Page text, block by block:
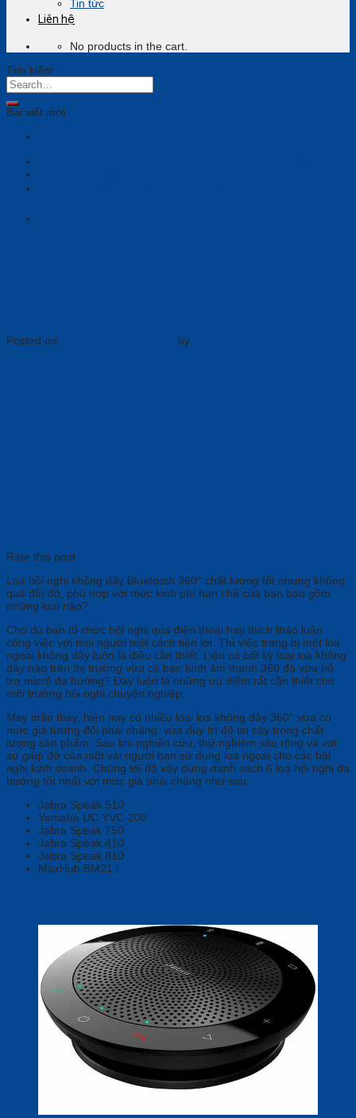
Tin tức
Liên hệ
No products in the cart.
Tìm kiếm
Bài viết mới
Posted on by
Rate this post
Loa hội nghị không dây Bluetooth 360° chất lượng tốt nhưng không
quá đắt đỏ, phù hợp với mức kinh phí hạn chế của bạn bao gồm
những loại nào?
Cho dù bạn tổ chức hội nghị qua điện thoại hay thích thảo luận
công việc với mọi người một cách tiện lợi. Thì việc trang bị một loa
ngoài không dây luôn là điều cần thiết. Liệu có bất kỳ loại loa không
dây nào trên thị trường vừa có bán kính âm thanh 360 độ vừa hỗ
trợ micrô đa hướng? Đây luôn là những ưu điểm rất cần thiết cho
môi trường hội nghị chuyên nghiệp.
May mắn thay, hiện nay có nhiều loại loa không dây 360° vừa có
mức giá tương đối phải chăng, vừa duy trì độ tin cậy trong chất
lượng sản phẩm. Sau khi nghiên cứu, thử nghiệm sâu rộng và với
sự giúp đỡ của một vài người bạn sử dụng loa ngoài cho các hội
nghị kinh doanh. Chúng tôi đã xây dựng danh sách 6 loa hội nghị đa
hướng tốt nhất với mức giá phải chăng như sau:
Jabra Speak 510
Yamaha UC YVC-200
Jabra Speak 750
Jabra Speak 410
Jabra Speak 810
MaxHub BM21 l